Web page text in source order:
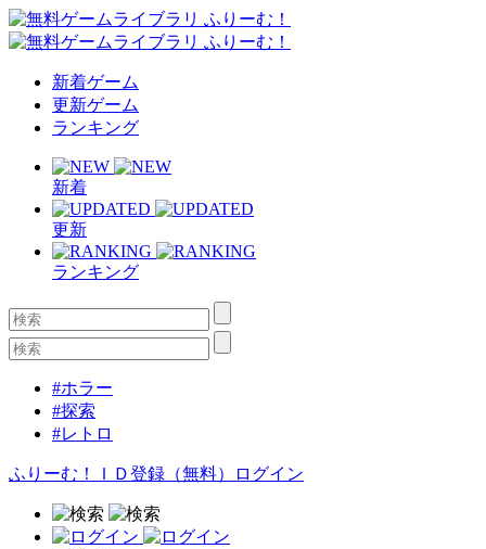
新着ゲーム
更新ゲーム
ランキング
新着
更新
ランキング
#ホラー
#探索
#レトロ
ふりーむ！ＩＤ登録（無料） ログイン